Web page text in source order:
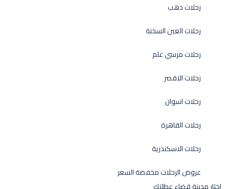
رحلات دهب
رحلات العين السخنة
رحلات مرسي علم
رحلات الاقصر
رحلات اسوان
رحلات القاهرة
رحلات الاسكندرية
عروض الرحلات مخفضة السعر